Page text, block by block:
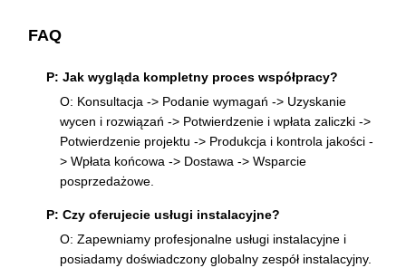
FAQ
P: Jak wygląda kompletny proces współpracy?
O: Konsultacja -> Podanie wymagań -> Uzyskanie
wycen i rozwiązań -> Potwierdzenie i wpłata zaliczki ->
Potwierdzenie projektu -> Produkcja i kontrola jakości -
> Wpłata końcowa -> Dostawa -> Wsparcie
posprzedażowe.
P: Czy oferujecie usługi instalacyjne?
O: Zapewniamy profesjonalne usługi instalacyjne i
posiadamy doświadczony globalny zespół instalacyjny.